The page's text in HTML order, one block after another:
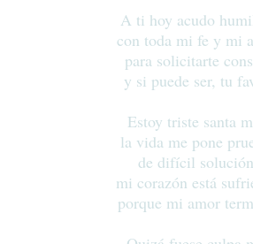
A ti hoy acudo
con toda mi fe y mi
para solicitarte
y si puede ser, tu
Estoy triste santa
la vida me pone
de difícil
mi corazón está
porque mi amor